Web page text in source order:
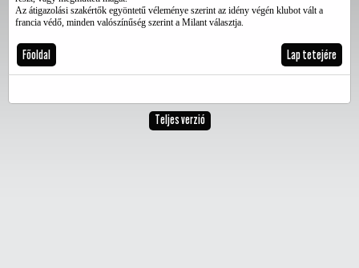
Az átigazolási szakértők egyöntetű véleménye szerint az idény végén klubot vált a
francia védő, minden valószínűség szerint a Milant választja.
Főoldal Lap tetejére
Teljes verzió